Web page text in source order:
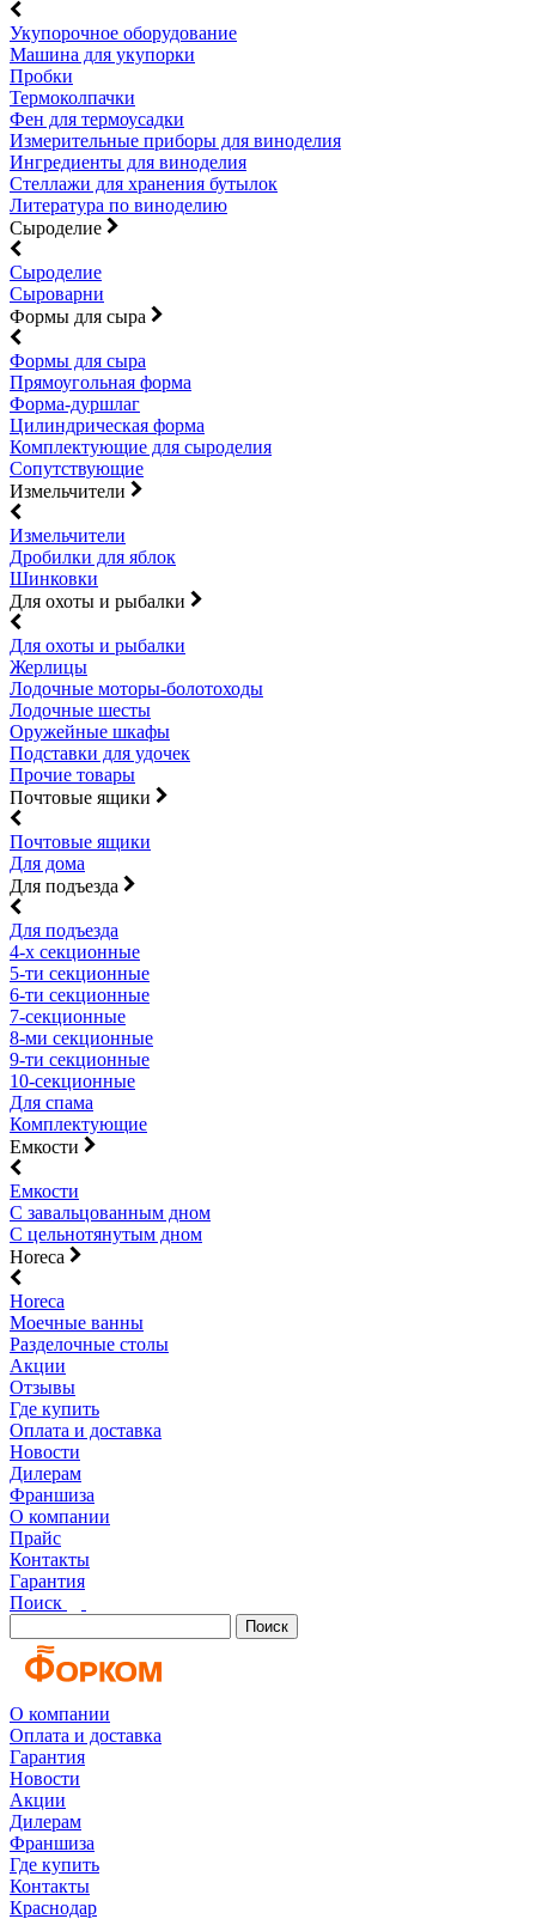
Укупорочное оборудование
Машина для укупорки
Пробки
Термоколпачки
Фен для термоусадки
Измерительные приборы для виноделия
Ингредиенты для виноделия
Стеллажи для хранения бутылок
Литература по виноделию
Сыроделие
Сыроделие
Сыроварни
Формы для сыра
Формы для сыра
Прямоугольная форма
Форма-дуршлаг
Цилиндрическая форма
Комплектующие для сыроделия
Сопутствующие
Измельчители
Измельчители
Дробилки для яблок
Шинковки
Для охоты и рыбалки
Для охоты и рыбалки
Жерлицы
Лодочные моторы-болотоходы
Лодочные шесты
Оружейные шкафы
Подставки для удочек
Прочие товары
Почтовые ящики
Почтовые ящики
Для дома
Для подъезда
Для подъезда
4-х секционные
5-ти секционные
6-ти секционные
7-секционные
8-ми секционные
9-ти секционные
10-секционные
Для спама
Комплектующие
Емкости
Емкости
С завальцованным дном
С цельнотянутым дном
Horeca
Horeca
Моечные ванны
Разделочные столы
Акции
Отзывы
Где купить
Оплата и доставка
Новости
Дилерам
Франшиза
О компании
Прайс
Контакты
Гарантия
Поиск
Поиск
О компании
Оплата и доставка
Гарантия
Новости
Акции
Дилерам
Франшиза
Где купить
Контакты
Краснодар